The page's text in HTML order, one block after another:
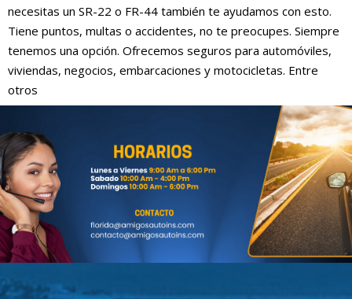
necesitas un SR-22 o FR-44 también te ayudamos con esto.
Tiene puntos, multas o accidentes, no te preocupes. Siempre
tenemos una opción. Ofrecemos seguros para automóviles,
viviendas, negocios, embarcaciones y motocicletas. Entre
otros